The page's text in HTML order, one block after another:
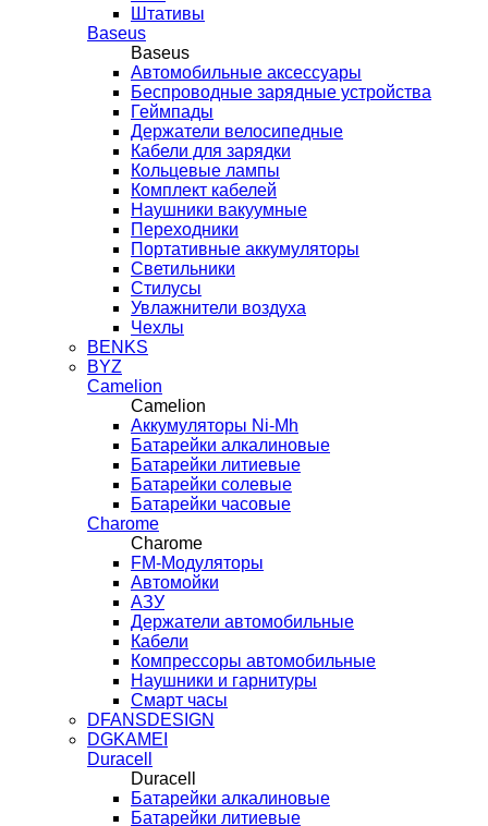
Штативы
Baseus
Baseus
Автомобильные аксессуары
Беспроводные зарядные устройства
Геймпады
Держатели велосипедные
Кабели для зарядки
Кольцевые лампы
Комплект кабелей
Наушники вакуумные
Переходники
Портативные аккумуляторы
Светильники
Стилусы
Увлажнители воздуха
Чехлы
BENKS
BYZ
Camelion
Camelion
Аккумуляторы Ni-Mh
Батарейки алкалиновые
Батарейки литиевые
Батарейки солевые
Батарейки часовые
Charome
Charome
FM-Модуляторы
Автомойки
АЗУ
Держатели автомобильные
Кабели
Компрессоры автомобильные
Наушники и гарнитуры
Смарт часы
DFANSDESIGN
DGKAMEI
Duracell
Duracell
Батарейки алкалиновые
Батарейки литиевые